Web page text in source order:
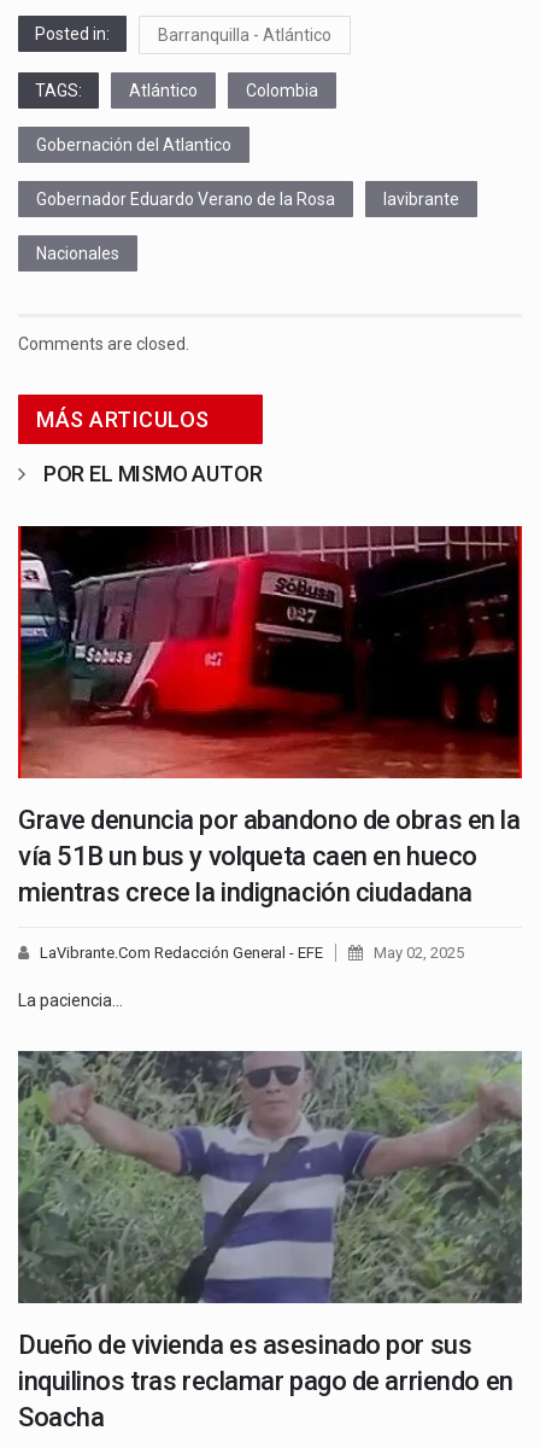
Posted in: Barranquilla - Atlántico
TAGS: Atlántico Colombia
Gobernación del Atlantico
Gobernador Eduardo Verano de la Rosa lavibrante
Nacionales
Comments are closed.
MÁS ARTICULOS
POR EL MISMO AUTOR
Grave denuncia por abandono de obras en la
vía 51B un bus y volqueta caen en hueco
mientras crece la indignación ciudadana
LaVibrante.Com Redacción General - EFE May 02, 2025
La paciencia…
Dueño de vivienda es asesinado por sus
inquilinos tras reclamar pago de arriendo en
Soacha